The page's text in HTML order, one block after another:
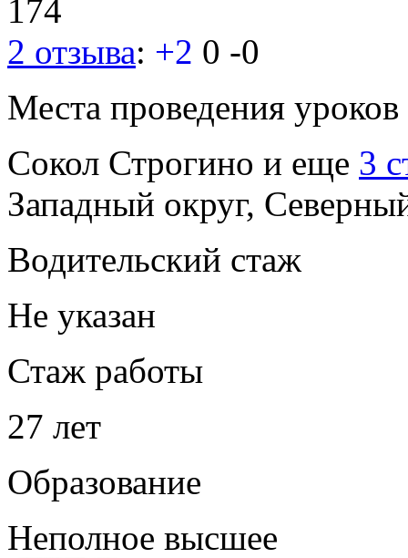
174
2 отзыва: +2 0 -0
Места проведения уроков
Сокол Строгино и еще 3
Западный округ,
Водительский стаж
Не указан
Стаж работы
27 лет
Образование
Неполное высшее